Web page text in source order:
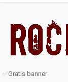
✅Gratis banner